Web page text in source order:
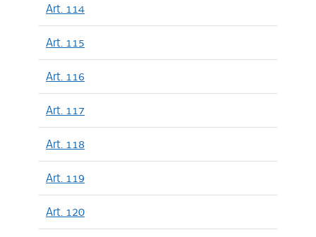
Art. 114
Art. 115
Art. 116
Art. 117
Art. 118
Art. 119
Art. 120